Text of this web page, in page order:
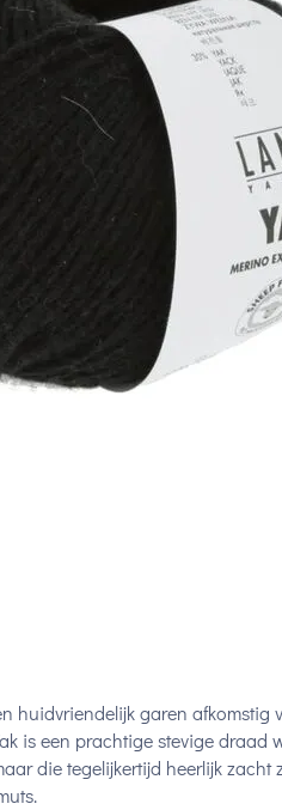
huidvriendelijk garen afkomstig
is een prachtige stevige draad
die tegelijkertijd heerlijk zacht